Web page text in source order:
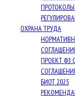
ОХРАНА ТРУДА
ПРОЕКТ ФЗ
БИОТ 2025